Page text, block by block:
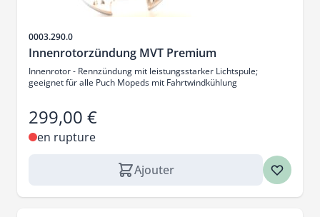
SKU
0003.290.0
Innenrotorzündung MVT Premium
Innenrotor - Rennzündung mit leistungsstarker Lichtspule;
geeignet für alle Puch Mopeds mit Fahrtwindkühlung
299,00 €
en rupture
Ajouter